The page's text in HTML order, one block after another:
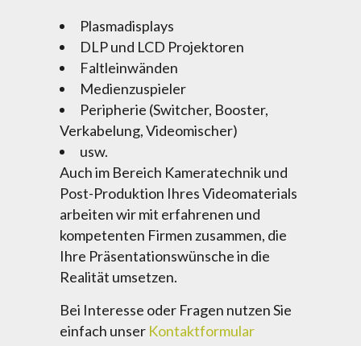
Plasmadisplays
DLP und LCD Projektoren
Faltleinwänden
Medienzuspieler
Peripherie (Switcher, Booster,
Verkabelung, Videomischer)
usw.
Auch im Bereich Kameratechnik und
Post-Produktion Ihres Videomaterials
arbeiten wir mit erfahrenen und
kompetenten Firmen zusammen, die
Ihre Präsentationswünsche in die
Realität umsetzen.
Bei Interesse oder Fragen nutzen Sie
einfach unser Kontaktformular